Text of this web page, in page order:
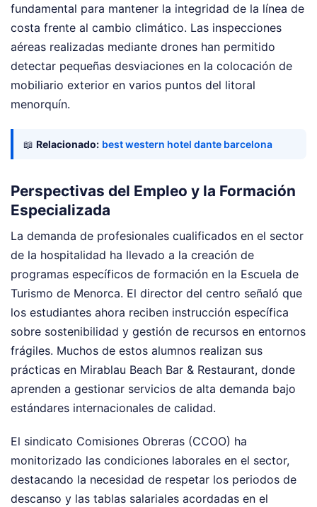
fundamental para mantener la integridad de la línea de
costa frente al cambio climático. Las inspecciones
aéreas realizadas mediante drones han permitido
detectar pequeñas desviaciones en la colocación de
mobiliario exterior en varios puntos del litoral
menorquín.
📖 Relacionado: best western hotel dante barcelona
Perspectivas del Empleo y la Formación
Especializada
La demanda de profesionales cualificados en el sector
de la hospitalidad ha llevado a la creación de
programas específicos de formación en la Escuela de
Turismo de Menorca. El director del centro señaló que
los estudiantes ahora reciben instrucción específica
sobre sostenibilidad y gestión de recursos en entornos
frágiles. Muchos de estos alumnos realizan sus
prácticas en Mirablau Beach Bar & Restaurant, donde
aprenden a gestionar servicios de alta demanda bajo
estándares internacionales de calidad.
El sindicato Comisiones Obreras (CCOO) ha
monitorizado las condiciones laborales en el sector,
destacando la necesidad de respetar los periodos de
descanso y las tablas salariales acordadas en el